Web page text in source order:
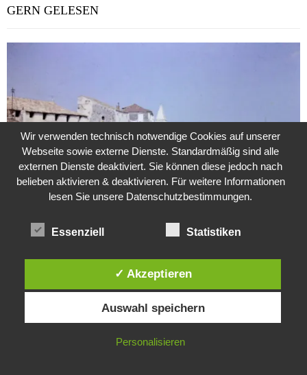
GERN GELESEN
Hartz 4 – Der Staat im Staat
Diese Website verwendet Cookies. Durch die weitere Nutzung dieser
Website stimmst du der Verwendung von Cookies zu.
IN ORDNUNG
Wir verwenden technisch notwendige Cookies auf unserer
Webseite sowie externe Dienste. Standardmäßig sind alle
externen Dienste deaktiviert. Sie können diese jedoch nach
belieben aktivieren & deaktivieren. Für weitere Informationen
lesen Sie unsere Datenschutzbestimmungen.
Essenziell Statistiken
✓ Akzeptieren
Auswahl speichern
Personalisieren